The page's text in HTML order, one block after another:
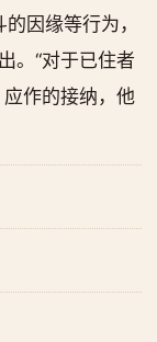
因缘等行为，
。“对于已住者
作的接纳，他